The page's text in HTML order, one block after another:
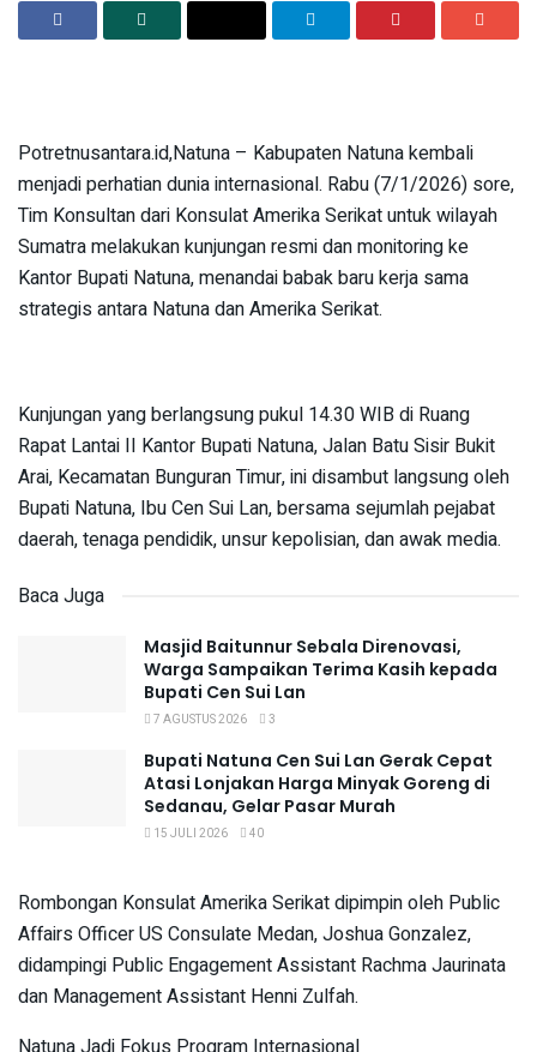
Potretnusantara.id,Natuna – Kabupaten Natuna kembali
menjadi perhatian dunia internasional. Rabu (7/1/2026) sore,
Tim Konsultan dari Konsulat Amerika Serikat untuk wilayah
Sumatra melakukan kunjungan resmi dan monitoring ke
Kantor Bupati Natuna, menandai babak baru kerja sama
strategis antara Natuna dan Amerika Serikat.
Kunjungan yang berlangsung pukul 14.30 WIB di Ruang
Rapat Lantai II Kantor Bupati Natuna, Jalan Batu Sisir Bukit
Arai, Kecamatan Bunguran Timur, ini disambut langsung oleh
Bupati Natuna, Ibu Cen Sui Lan, bersama sejumlah pejabat
daerah, tenaga pendidik, unsur kepolisian, dan awak media.
Baca Juga
Masjid Baitunnur Sebala Direnovasi,
Warga Sampaikan Terima Kasih kepada
Bupati Cen Sui Lan
7 AGUSTUS 2026 3
Bupati Natuna Cen Sui Lan Gerak Cepat
Atasi Lonjakan Harga Minyak Goreng di
Sedanau, Gelar Pasar Murah
15 JULI 2026 40
Rombongan Konsulat Amerika Serikat dipimpin oleh Public
Affairs Officer US Consulate Medan, Joshua Gonzalez,
didampingi Public Engagement Assistant Rachma Jaurinata
dan Management Assistant Henni Zulfah.